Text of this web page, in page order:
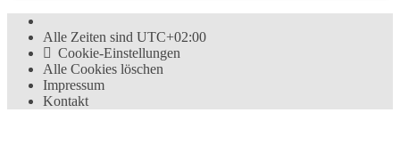
Alle Zeiten sind UTC+02:00
Cookie-Einstellungen
Alle Cookies löschen
Impressum
Kontakt